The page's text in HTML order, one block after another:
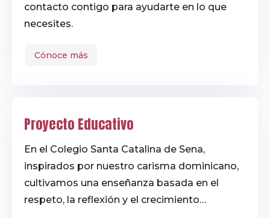
contacto contigo para ayudarte en lo que
necesites.
Cónoce más
Proyecto Educativo
En el Colegio Santa Catalina de Sena,
inspirados por nuestro carisma dominicano,
cultivamos una enseñanza basada en el
respeto, la reflexión y el crecimiento